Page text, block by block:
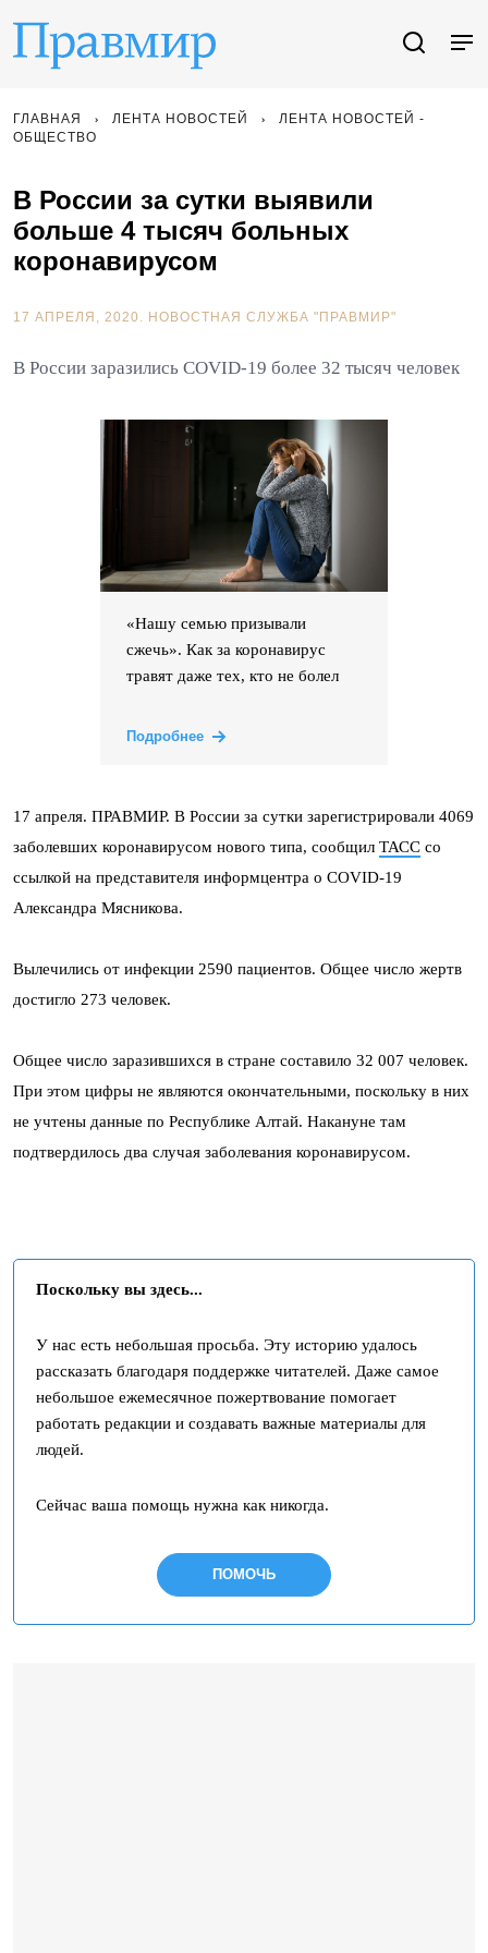
ГЛАВНАЯ ЛЕНТА НОВОСТЕЙ
ЛЕНТА НОВОСТЕЙ -
ОБЩЕСТВО
В России за сутки выявили
больше 4 тысяч больных
коронавирусом
17 АПРЕЛЯ, 2020. НОВОСТНАЯ СЛУЖБА "ПРАВМИР"
В России заразились COVID-19 более 32 тысяч человек
«Нашу семью призывали
сжечь». Как за коронавирус
травят даже тех, кто не болел
Подробнее
17 апреля. ПРАВМИР. В России за сутки зарегистрировали 4069
заболевших коронавирусом нового типа, сообщил ТАСС со
ссылкой на представителя информцентра о COVID-19
Александра Мясникова.
Вылечились от инфекции 2590 пациентов. Общее число жертв
достигло 273 человек.
Общее число заразившихся в стране составило 32 007 человек.
При этом цифры не являются окончательными, поскольку в них
не учтены данные по Республике Алтай. Накануне там
подтвердилось два случая заболевания коронавирусом.
Поскольку вы здесь...
У нас есть небольшая просьба. Эту историю удалось
рассказать благодаря поддержке читателей. Даже самое
небольшое ежемесячное пожертвование помогает
работать редакции и создавать важные материалы для
людей.
Сейчас ваша помощь нужна как никогда.
ПОМОЧЬ